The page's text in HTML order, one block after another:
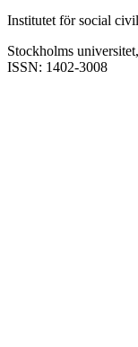
Institutet för social
Stockholms
ISSN: 1402-3008